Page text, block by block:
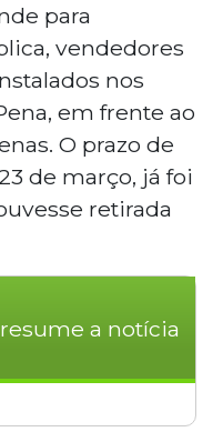
para
vendedores
nos
em frente ao
O prazo de
de março, já foi
retirada
a notícia
apresentará